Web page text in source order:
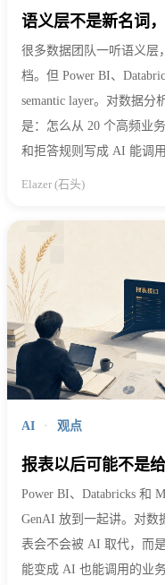
语义层不是新名词
很多数据团队一听语义层
档。但 Power BI、
semantic layer。对数据
是：怎么从 20 个高频业
和拒答规则写成 AI 能调
Elazer (石头)
AI · 观点
报表以后可能不是
Power BI、Databricks 和
GenAI 放到一起讲。对数
表会不会被 AI 取代，而
能变成 AI 也能调用的业务